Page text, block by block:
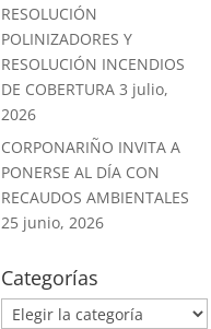
RESOLUCIÓN
POLINIZADORES Y
RESOLUCIÓN INCENDIOS
DE COBERTURA 3 julio,
2026
CORPONARIÑO INVITA A
PONERSE AL DÍA CON
RECAUDOS AMBIENTALES
25 junio, 2026
Categorías